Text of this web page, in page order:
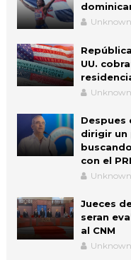
Unknown
UU.
Unknown
Despues
dirigir un
con el
Unknown
Jueces
seran
al CNM
Unknown